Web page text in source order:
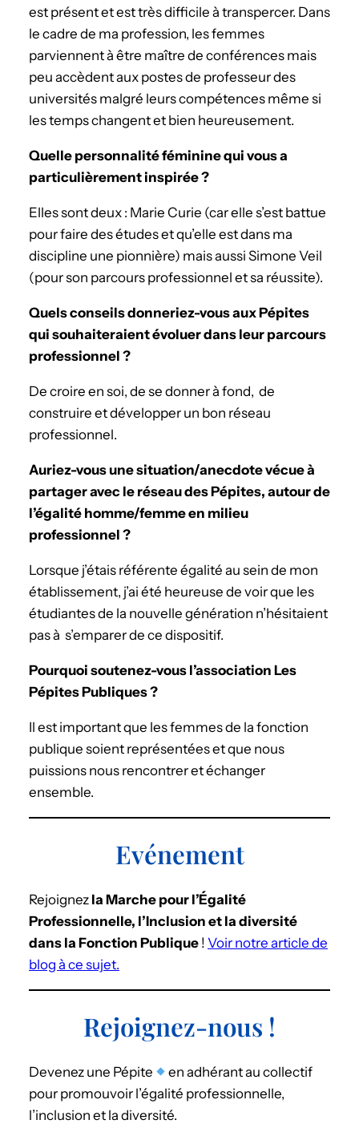
est présent et est très difficile à transpercer. Dans
le cadre de ma profession, les femmes
parviennent à être maître de conférences mais
peu accèdent aux postes de professeur des
universités malgré leurs compétences même si
les temps changent et bien heureusement.
Quelle personnalité féminine qui vous a
particulièrement inspirée ?
Elles sont deux : Marie Curie (car elle s’est battue
pour faire des études et qu’elle est dans ma
discipline une pionnière) mais aussi Simone Veil
(pour son parcours professionnel et sa réussite).
Quels conseils donneriez-vous aux Pépites
qui souhaiteraient évoluer dans leur parcours
professionnel ?
De croire en soi, de se donner à fond, de
construire et développer un bon réseau
professionnel.
Auriez-vous une situation/anecdote vécue à
partager avec le réseau des Pépites, autour de
l’égalité homme/femme en milieu
professionnel ?
Lorsque j’étais référente égalité au sein de mon
établissement, j’ai été heureuse de voir que les
étudiantes de la nouvelle génération n’hésitaient
pas à s’emparer de ce dispositif.
Pourquoi soutenez-vous l’association Les
Pépites Publiques ?
Il est important que les femmes de la fonction
publique soient représentées et que nous
puissions nous rencontrer et échanger
ensemble.
Evénement
Rejoignez la Marche pour l’Égalité
Professionnelle, l’Inclusion et la diversité
dans la Fonction Publique ! Voir notre article de
blog à ce sujet.
Rejoignez-nous !
Devenez une Pépite
en adhérant au collectif
pour promouvoir l’égalité professionnelle,
l’inclusion et la diversité.